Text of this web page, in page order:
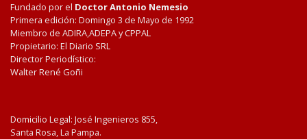
Fundado por el Doctor Antonio Nemesio
Primera edición: Domingo 3 de Mayo de 1992
Miembro de ADIRA,ADEPA y CPPAL
Propietario: El Diario SRL
Director Periodístico:
Walter René Goñi
Domicilio Legal: José Ingenieros 855,
Santa Rosa, La Pampa.